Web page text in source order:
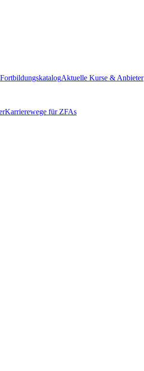
FortbildungskatalogAktuelle Kurse & Anbieter
Karrierewege für ZFAs